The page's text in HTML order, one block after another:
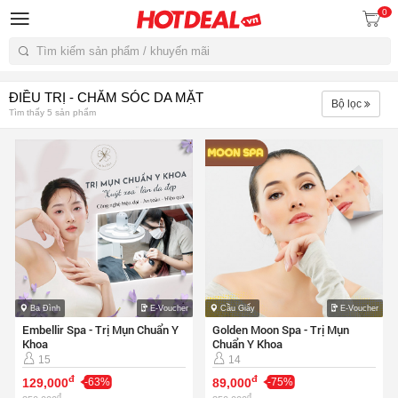
Tìm kiếm
0
ĐIỀU TRỊ - CHĂM SÓC DA MẶT
Tìm thấy 5 sản phẩm
Bộ lọc
E-Voucher
Ba Đình
Embellir Spa - Trị Mụn Chuẩn Y
Khoa
129,000đ -63%
đ
15
E-Voucher
Cầu Giấy
Golden Moon Spa - Trị Mụn
Chuẩn Y Khoa
89,000đ -75%
đ
14